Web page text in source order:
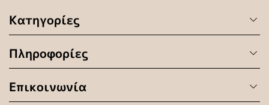
Κατηγορίες
Πληροφορίες
Επικοινωνία